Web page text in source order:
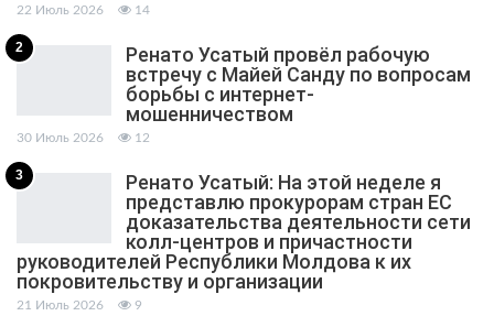
22 Июль 2026 14
2
Ренато Усатый провёл рабочую
встречу с Майей Санду по вопросам
борьбы с интернет-
мошенничеством
30 Июль 2026 12
3
Ренато Усатый: На этой неделе я
представлю прокурорам стран ЕС
доказательства деятельности сети
колл-центров и причастности
руководителей Республики Молдова к их
покровительству и организации
21 Июль 2026 9